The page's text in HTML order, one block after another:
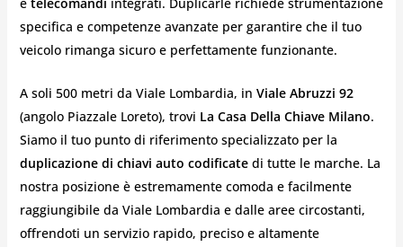
specifica e competenze avanzate per garantire che il tuo
veicolo rimanga sicuro e perfettamente funzionante.
A soli 500 metri da Viale Lombardia, in Viale Abruzzi 92
(angolo Piazzale Loreto), trovi La Casa Della Chiave Milano.
Siamo il tuo punto di riferimento specializzato per la
duplicazione di chiavi auto codificatedi tutte le marche. La
nostra posizione è estremamente comoda e facilmente
raggiungibile da Viale Lombardia e dalle aree circostanti,
offrendoti un servizio rapido, preciso e altamente